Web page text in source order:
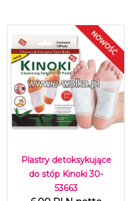
Plastry detoksykujące
do stóp Kinoki 30-
53663